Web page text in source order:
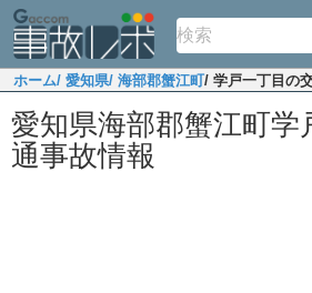
ホーム/ 愛知県/ 海部郡蟹江町/ 学戸一丁目の
愛知県海部郡蟹江町学
通事故情報